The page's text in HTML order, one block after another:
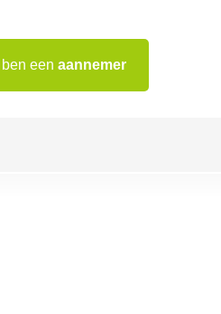
ben een aannemer